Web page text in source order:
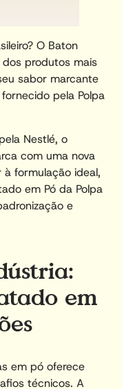
O Baton
produtos mais
sabor marcante
pela Polpa
Nestlé, o
com uma nova
à formulação ideal,
em Pó da Polpa
e
em
em pó oferece
técnicos. A